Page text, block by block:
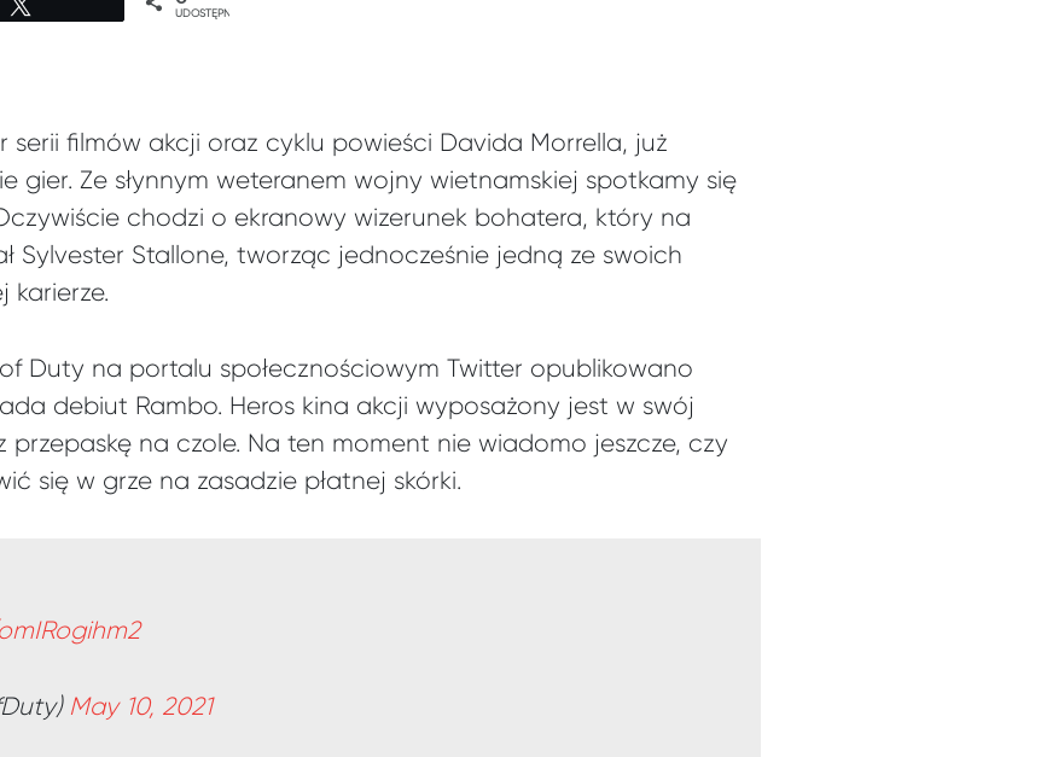
UDOSTĘPNIEŃ
serii filmów akcji oraz cyklu powieści Davida Morrella, już
gier. Ze słynnym weteranem wojny wietnamskiej spotkamy się
chodzi o ekranowy wizerunek bohatera, który na
Sylvester Stallone, tworząc jednocześnie jedną ze swoich
karierze.
Duty na portalu społecznościowym Twitter opublikowano
debiut Rambo. Heros kina akcji wyposażony jest w swój
przepaskę na czole. Na ten moment nie wiadomo jeszcze, czy
się w grze na zasadzie płatnej skórki.
May 10, 2021